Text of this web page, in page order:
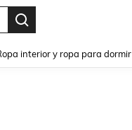
interior y ropa para dormir